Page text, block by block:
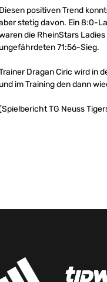
Diesen positiven Trend
stetig davon. Ein 8:0-
die RheinStars
ungefährdeten 71:56-Sieg.
Dragan Ciric wird in
und im Training den dann
TG Neuss